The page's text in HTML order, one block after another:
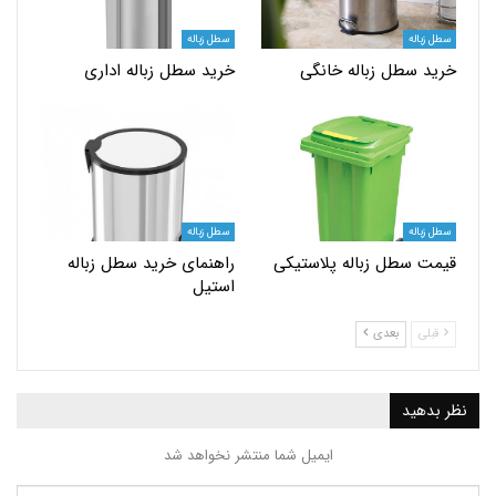
زباله خانگی
سطل زباله
خرید سطل زباله اداری
زباله پلاستیکی
راهنمای خرید سطل زباله
بعدی
ایمیل شما منتشر نخواهد شد